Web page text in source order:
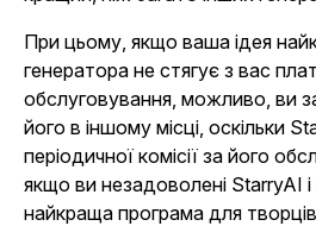
При цьому, якщо ваша ідея
генератора не стягує з вас
обслуговування, можливо, ви
його в іншому місці, оскільки
періодичної комісії за його
якщо ви незадоволені StarryAI
найкраща програма для